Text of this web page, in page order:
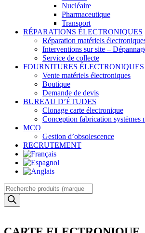
Nucléaire
Pharmaceutique
Transport
RÉPARATIONS ÉLECTRONIQUES
Réparation matériels
Interventions sur site –
Service de collecte
FOURNITURES ÉLECTRONIQUES
Vente matériels électroniques
Boutique
Demande de devis
BUREAU D’ÉTUDES
Clonage carte électronique
Conception fabrication systèmes
MCO
Gestion d’obsolescence
RECRUTEMENT
Recherche
de
produits